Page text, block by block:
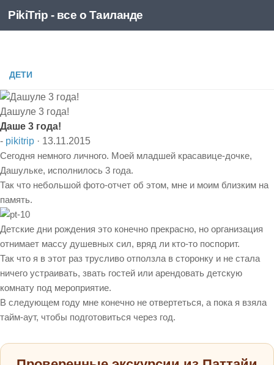
Перейти к содержимому
PikiTrip - все о Таиланде
PikiTrip - все о Таиланде
ДЕТИ
Дашуле 3 года!
Даше 3 года!
- pikitrip · 13.11.2015
Сегодня немного личного. Моей младшей красавице-дочке,
Дашульке, исполнилось 3 года.
Так что небольшой фото-отчет об этом, мне и моим близким на
память.
Детские дни рождения это конечно прекрасно, но организация
отнимает массу душевных сил, вряд ли кто-то поспорит.
Так что я в этот раз трусливо отползла в сторонку и не стала
ничего устраивать, звать гостей или арендовать детскую
комнату под мероприятие.
В следующем году мне конечно не отвертеться, а пока я взяла
тайм-аут, чтобы подготовиться через год.